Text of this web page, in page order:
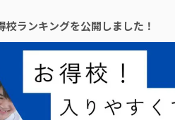
校ランキングを公開しました！